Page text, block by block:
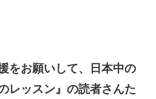
をお願いして、日本中の
レッスン』の読者さんた